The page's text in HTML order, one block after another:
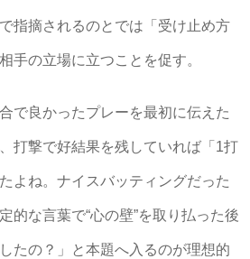
指摘されるのとでは「受け止め方
手の立場に立つことを促す。
で良かったプレーを最初に伝えた
打撃で好結果を残していれば「1打
よね。ナイスバッティングだった
的な言葉で“心の壁”を取り払った後
たの？」と本題へ入るのが理想的